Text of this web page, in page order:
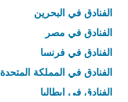
الفنادق في البحرين
الفنادق في مصر
الفنادق في فرنسا
الفنادق في المملكة المتحدة
الفنادق في إيطاليا